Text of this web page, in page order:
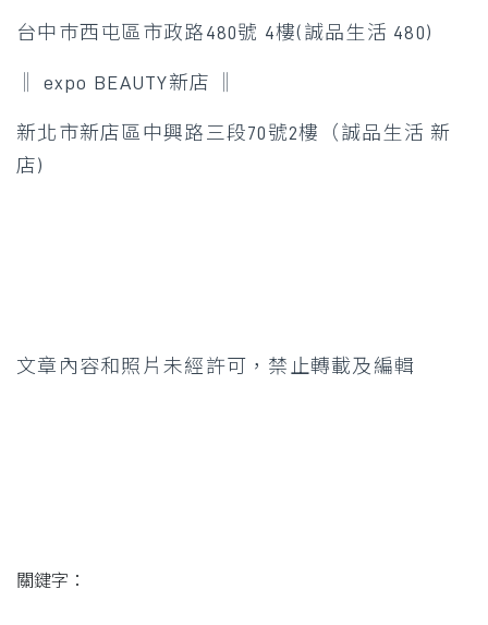
台中巿西屯區市政路480號 4樓(誠品生活 480)
‖ expo BEAUTY新店 ‖
新北市新店區中興路三段70號2樓（誠品生活 新
店)
文章內容和照片未經許可，禁止轉載及編輯
關鍵字：